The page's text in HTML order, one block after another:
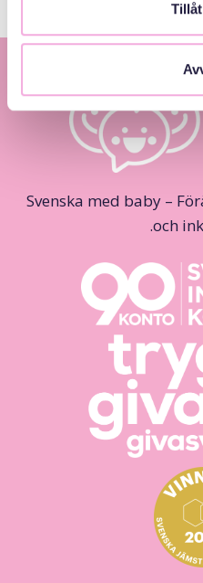
Svenska med baby –
och